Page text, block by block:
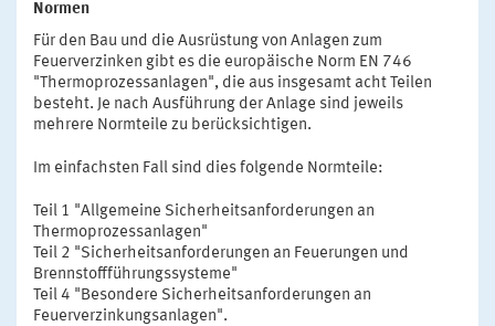
Normen
Für den Bau und die Ausrüstung von Anlagen zum
Feuerverzinken gibt es die europäische Norm EN 746
"Thermoprozessanlagen", die aus insgesamt acht Teilen
besteht. Je nach Ausführung der Anlage sind jeweils
mehrere Normteile zu berücksichtigen.
Im einfachsten Fall sind dies folgende Normteile:
Teil 1 "Allgemeine Sicherheitsanforderungen an
Thermoprozessanlagen"
Teil 2 "Sicherheitsanforderungen an Feuerungen und
Brennstoffführungssysteme"
Teil 4 "Besondere Sicherheitsanforderungen an
Feuerverzinkungsanlagen".